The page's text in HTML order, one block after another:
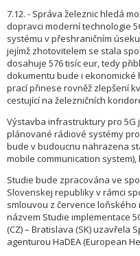
7.12. - Správa železnic hledá
dopravci moderní technologie
systému v přeshraničním
jejímž zhotovitelem se stala
dosahuje 576 tisíc eur, tedy
dokumentu bude i ekonomické
prací přinese rovněž zlepšení
cestující na železničních
Výstavba infrastruktury pro 5G
plánované rádiové systémy
bude v budoucnu nahrazena
mobile communication
Studie bude zpracována ve
Slovenskej republiky v rámci
smlouvou z července
názvem Studie implementace
(CZ) – Bratislava (SK) uzavřela
agenturou HaDEA (European